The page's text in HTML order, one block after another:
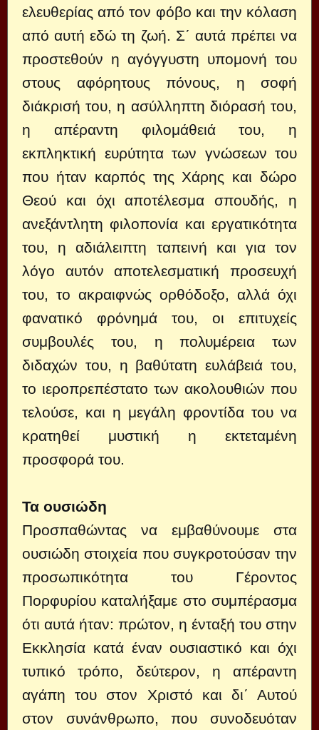
ελευθερίας από τον φόβο και την κόλαση
από αυτή εδώ τη ζωή. Σ΄ αυτά πρέπει να
προστεθούν η αγόγγυστη υπομονή του
στους αφόρητους πόνους, η σοφή
διάκρισή του, η ασύλληπτη διόρασή του,
η απέραντη φιλομάθειά του, η
εκπληκτική ευρύτητα των γνώσεων του
που ήταν καρπός της Χάρης και δώρο
Θεού και όχι αποτέλεσμα σπουδής, η
ανεξάντλητη φιλοπονία και εργατικότητα
του, η αδιάλειπτη ταπεινή και για τον
λόγο αυτόν αποτελεσματική προσευχή
του, το ακραιφνώς ορθόδοξο, αλλά όχι
φανατικό φρόνημά του, οι επιτυχείς
συμβουλές του, η πολυμέρεια των
διδαχών του, η βαθύτατη ευλάβειά του,
το ιεροπρεπέστατο των ακολουθιών που
τελούσε, και η μεγάλη φροντίδα του να
κρατηθεί μυστική η εκτεταμένη
προσφορά του.
Τα ουσιώδη
Προσπαθώντας να εμβαθύνουμε στα
ουσιώδη στοιχεία που συγκροτούσαν την
προσωπικότητα του Γέροντος
Πορφυρίου καταλήξαμε στο συμπέρασμα
ότι αυτά ήταν: πρώτον, η ένταξή του στην
Εκκλησία κατά έναν ουσιαστικό και όχι
τυπικό τρόπο, δεύτερον, η απέραντη
αγάπη του στον Χριστό και δι΄ Αυτού
στον συνάνθρωπο, που συνοδευόταν